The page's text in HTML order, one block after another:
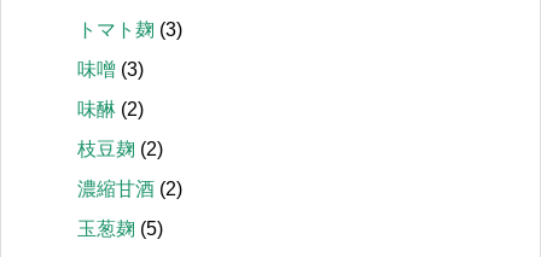
トマト麹 (3)
味噌 (3)
味醂 (2)
枝豆麹 (2)
濃縮甘酒 (2)
玉葱麹 (5)